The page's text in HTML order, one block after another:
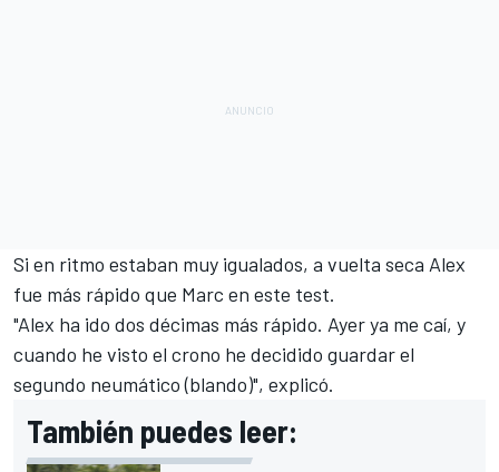
Si en ritmo estaban muy igualados, a vuelta seca Alex
fue más rápido que Marc en este test.
"Alex ha ido dos décimas más rápido. Ayer ya me caí, y
cuando he visto el crono he decidido guardar el
segundo neumático (blando)", explicó.
También puedes leer: